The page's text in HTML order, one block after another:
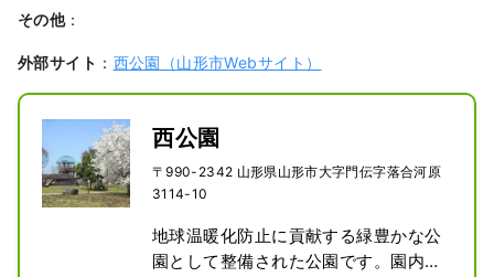
その他：
外部サイト ： 西公園（山形市Webサイト）
西公園
〒990-2342 山形県山形市大字門伝字落合河原
3114-10
地球温暖化防止に貢献する緑豊かな公
園として整備された公園です。園内に